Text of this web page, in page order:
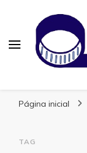
Página inicial
TAG